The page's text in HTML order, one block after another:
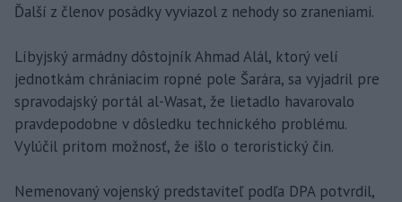
Ďalší z členov posádky vyviazol z nehody so zraneniami.
Líbyjský armádny dôstojník Ahmad Alál, ktorý velí
jednotkám chrániacim ropné pole Šarára, sa vyjadril pre
spravodajský portál al-Wasat, že lietadlo havarovalo
pravdepodobne v dôsledku technického problému.
Vylúčil pritom možnosť, že išlo o teroristický čin.
Nemenovaný vojenský predstaviteľ podľa DPA potvrdil,